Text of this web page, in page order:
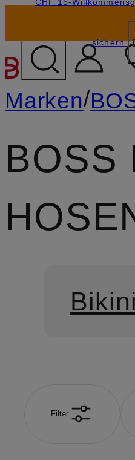
ZUM
sichern
Marken/
BOSS
Filter